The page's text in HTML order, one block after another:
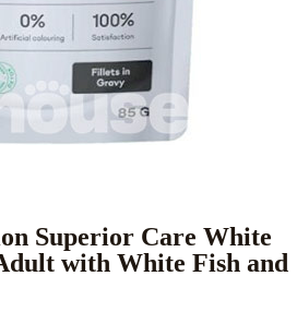
Superior Care White
with White Fish and